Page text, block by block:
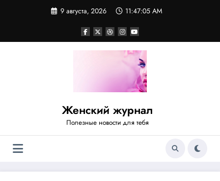
9 августа, 2026 11:47:05 AM
Женский журнал
Полезные новости для тебя